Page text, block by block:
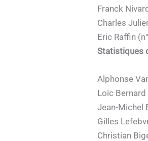
Franck
Charles
Eric Raffin
Statistiques
Alphonse
Loïc
Jean-Michel
Gilles
Christian